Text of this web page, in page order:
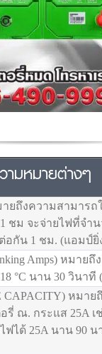
ามหมายต่างๆ
ยถึงความสามารถ
ชม จะจ่ายไฟที่จำ
อกัน 1 ชม. (แอมป์ยิ่
Amps) หมายถึ
°C นาน 30 วินาที
CAPACITY) หมา
รี่ ณ. กระแส 25A เ
ฟได้ 25A นาน 90